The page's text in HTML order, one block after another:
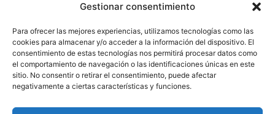
Gestionar consentimiento
Para ofrecer las mejores experiencias, utilizamos tecnologías como las
cookies para almacenar y/o acceder a la información del dispositivo. El
consentimiento de estas tecnologías nos permitirá procesar datos como
el comportamiento de navegación o las identificaciones únicas en este
sitio. No consentir o retirar el consentimiento, puede afectar
negativamente a ciertas características y funciones.